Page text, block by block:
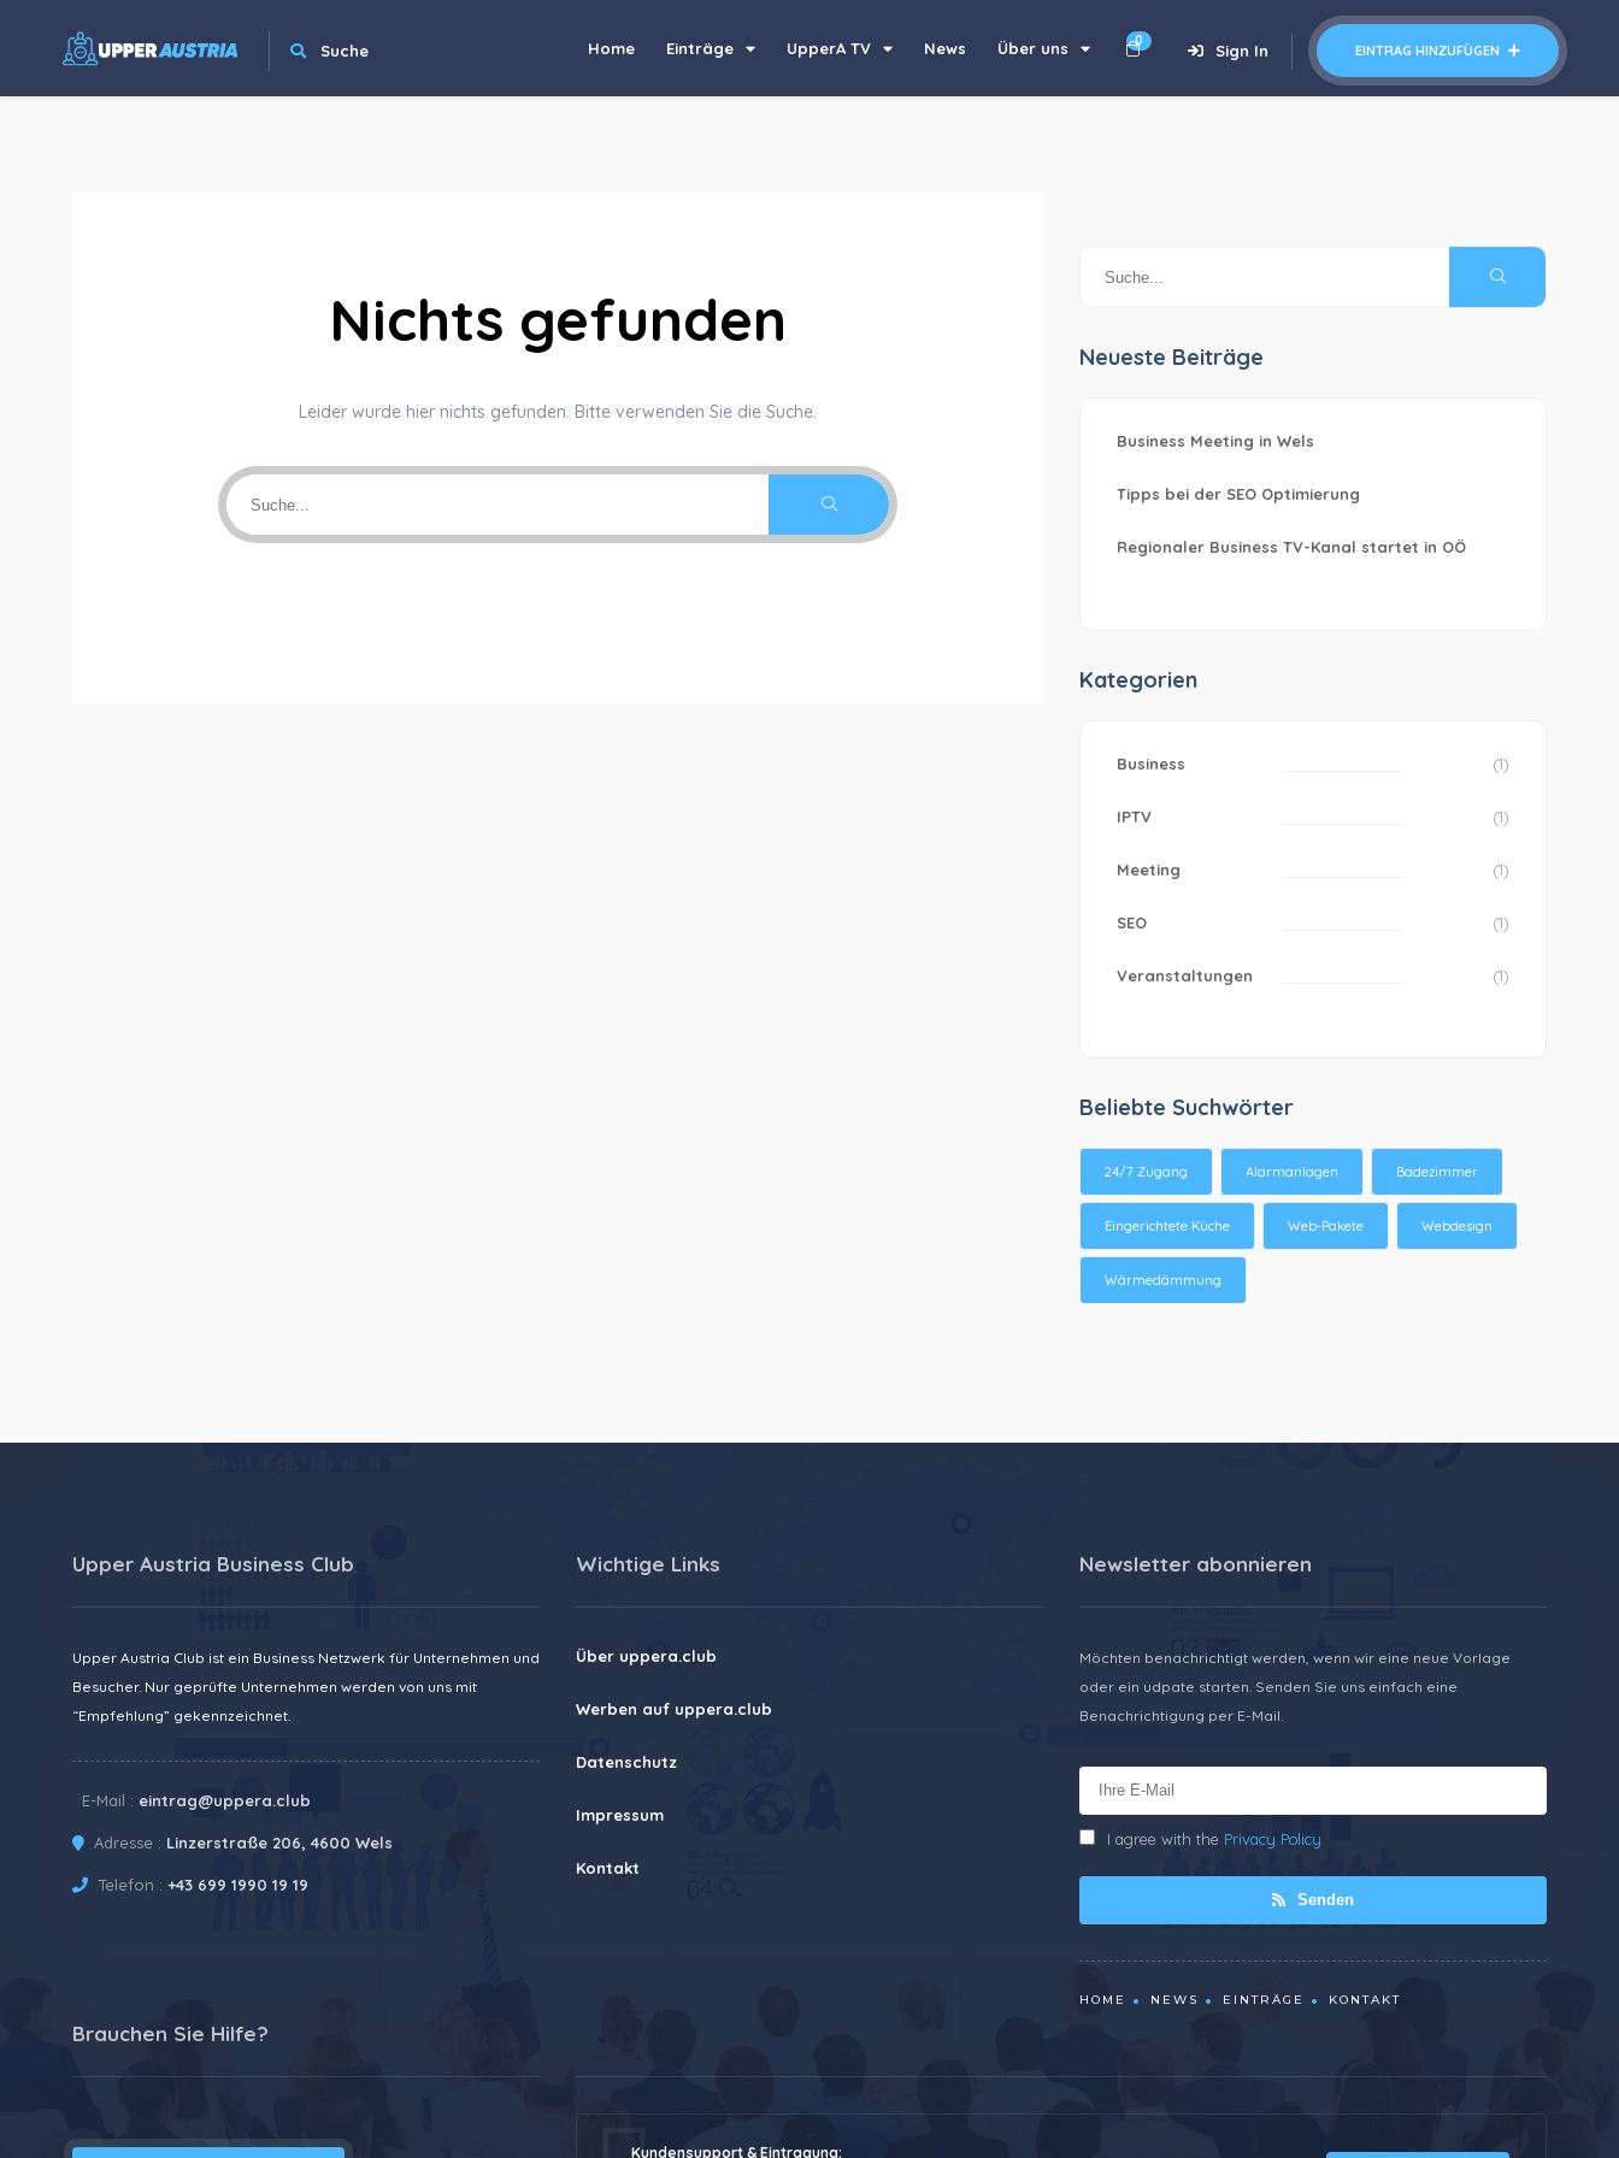
Suche EINTRAG HINZUFÜGEN
Sign In
0
Home Einträge UpperA TV News Über uns
Nichts gefunden
Leider wurde hier nichts gefunden. Bitte verwenden Sie die Suche.
Neueste Beiträge
Business Meeting in Wels
Tipps bei der SEO Optimierung
Regionaler Business TV-Kanal startet in OÖ
Kategorien
Business (1)
IPTV (1)
Meeting (1)
SEO (1)
Veranstaltungen (1)
Beliebte Suchwörter
24/7 Zugang Alarmanlagen Badezimmer
Eingerichtete Küche Web-Pakete Webdesign
Wärmedämmung
Upper Austria Business Club
Upper Austria Club ist ein Business Netzwerk für Unternehmen und
Besucher. Nur geprüfte Unternehmen werden von uns mit
“Empfehlung” gekennzeichnet.
E-Mail : eintrag@uppera.club
Adresse : Linzerstraße 206, 4600 Wels
Telefon : +43 699 1990 19 19
Wichtige Links
Über uppera.club
Werben auf uppera.club
Datenschutz
Impressum
Kontakt
Newsletter abonnieren
Möchten benachrichtigt werden, wenn wir eine neue Vorlage
oder ein udpate starten. Senden Sie uns einfach eine
Benachrichtigung per E-Mail.
I agree with the Privacy Policy
Senden
HOME NEWS EINTRÄGE KONTAKT
Brauchen Sie Hilfe?
Kundensupport & Eintragung: